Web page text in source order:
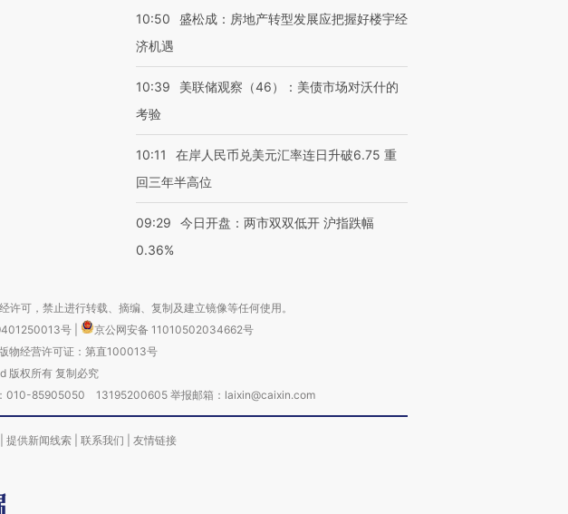
10:50
盛松成：房地产转型发展应把握好楼宇经
济机遇
10:39
美联储观察（46）：美债市场对沃什的
考验
10:11
在岸人民币兑美元汇率连日升破6.75 重
回三年半高位
09:29
今日开盘：两市双双低开 沪指跌幅
0.36%
可，禁止进行转载、摘编、复制及建立镜像等任何使用。
号
京公网安备 11010502034662号
物经营许可证：第直100013号
版权所有 复制必究
010-85905050 13195200605 举报邮箱：laixin@caixin.com
提供新闻线索 联系我们 友情链接